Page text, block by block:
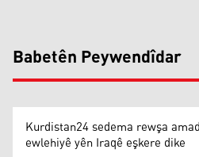
Babetên Peywendîdar
Kurdistan24 sedema rewşa
ewlehiyê yên Iraqê eşkere dike